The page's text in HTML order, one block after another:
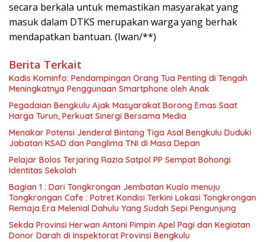
secara berkala untuk memastikan masyarakat yang
masuk dalam DTKS merupakan warga yang berhak
mendapatkan bantuan. (Iwan/**)
Berita Terkait
Kadis Kominfo: Pendampingan Orang Tua Penting di Tengah
Meningkatnya Penggunaan Smartphone oleh Anak
Pegadaian Bengkulu Ajak Masyarakat Borong Emas Saat
Harga Turun, Perkuat Sinergi Bersama Media
Menakar Potensi Jenderal Bintang Tiga Asal Bengkulu Duduki
Jabatan KSAD dan Panglima TNI di Masa Depan
Pelajar Bolos Terjaring Razia Satpol PP Sempat Bohongi
Identitas Sekolah
Bagian 1 : Dari Tongkrongan Jembatan Kualo menuju
Tongkrongan Cafe : Potret Kondisi Terkini Lokasi Tongkrongan
Remaja Era Melenial Dahulu Yang Sudah Sepi Pengunjung
Sekda Provinsi Herwan Antoni Pimpin Apel Pagi dan Kegiatan
Donor Darah di Inspektorat Provinsi Bengkulu